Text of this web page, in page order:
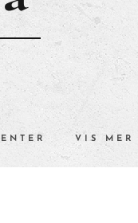
VIS MER